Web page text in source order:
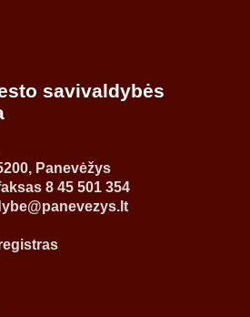
savivaldybės
Panevėžys
8 45 501 354